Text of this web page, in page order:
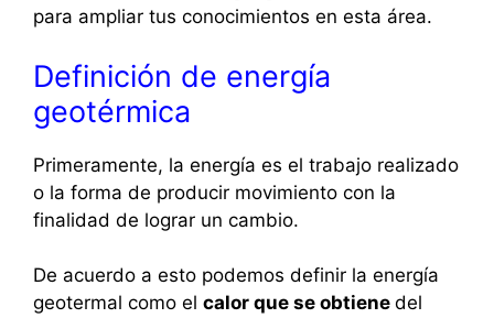
para ampliar tus conocimientos en esta área.
Definición de energía
geotérmica
Primeramente, la energía es el trabajo realizado
o la forma de producir movimiento con la
finalidad de lograr un cambio.
De acuerdo a esto podemos definir la energía
geotermal como el calor que se obtiene del